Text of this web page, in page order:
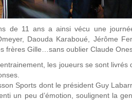
de 11 ans a ainsi vécu une
Daouda Karaboué, Jérôme
frères Gille…sans oublier Claude
les joueurs se sont
Sports dont le président Guy
un peu d’émotion, soulignent la